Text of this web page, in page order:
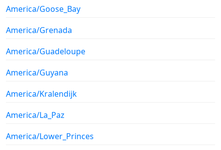
America/Goose_Bay
America/Grenada
America/Guadeloupe
America/Guyana
America/Kralendijk
America/La_Paz
America/Lower_Princes